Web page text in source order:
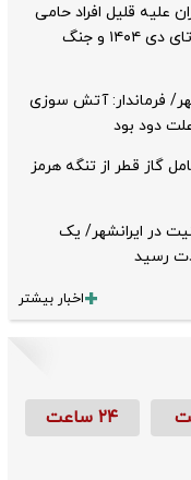
علیه قلیل افراد حامی
محکومان بی‌رحم و کودتای دی‌ ۱۴۰۴ و جنگ
فرماندار: آتش سوزی
دود بود
گاز قطر از تنگه هرمز
در ایرانشهر/ یک
رسید
اخبار بیشتر
۲۴ ساعت